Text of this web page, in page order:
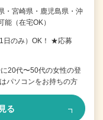
宮崎県・鹿児島県・沖
（在宅OK）
日のみ）OK！ ★応募
20代〜50代の女性の登
パソコンをお持ちの方
る